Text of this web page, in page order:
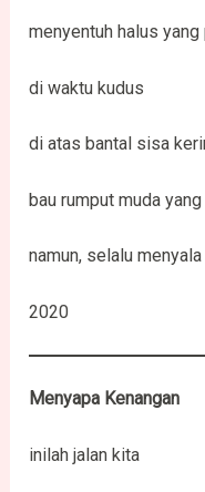
menyentuh halus
di waktu kudus
di atas bantal sisa
bau rumput muda
namun, selalu
2020
Menyapa Kenangan
inilah jalan kita